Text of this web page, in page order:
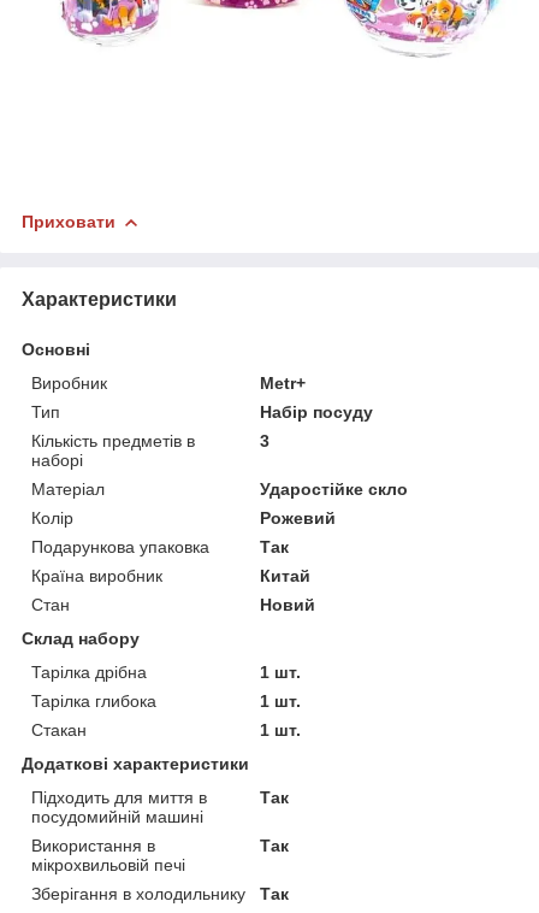
Приховати
Характеристики
Основні
Виробник
Metr+
Тип
Набір посуду
Кількість предметів в
наборі
3
Матеріал
Ударостійке скло
Колір
Рожевий
Подарункова упаковка
Так
Країна виробник
Китай
Стан
Новий
Склад набору
Тарілка дрібна
1 шт.
Тарілка глибока
1 шт.
Стакан
1 шт.
Додаткові характеристики
Підходить для миття в
посудомийній машині
Так
Використання в
мікрохвильовій печі
Так
Зберігання в холодильнику
Так